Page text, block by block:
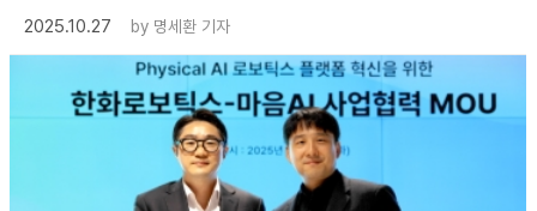
2025.10.27
by 명세환 기자